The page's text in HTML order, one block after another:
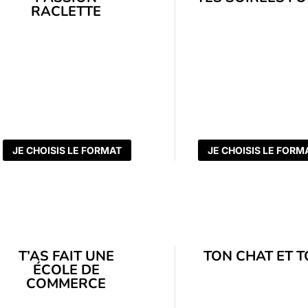
RACLETTE
JE CHOISIS LE FORMAT JE CHOISIS LE
T’AS FAIT UNE
ÉCOLE DE
COMMERCE
TON CHAT ET